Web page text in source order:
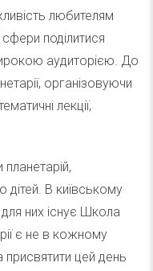
любителям
поділитися
аудиторією. До
організовуючи
лекції,
В київському
для них існує Школа
є не в кожному
присвятити цей день